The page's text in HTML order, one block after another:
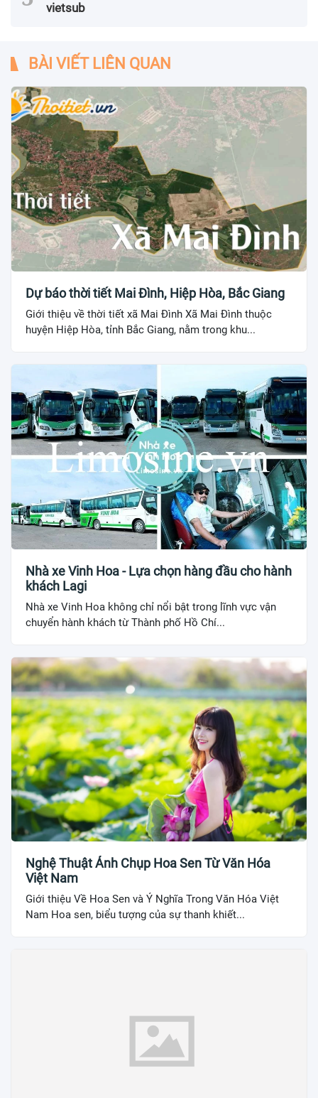
vietsub
BÀI VIẾT LIÊN QUAN
Dự báo thời tiết Mai Đình, Hiệp Hòa, Bắc Giang
Giới thiệu về thời tiết xã Mai Đình Xã Mai Đình thuộc
huyện Hiệp Hòa, tỉnh Bắc Giang, nằm trong khu...
Nhà xe Vinh Hoa - Lựa chọn hàng đầu cho hành
khách Lagi
Nhà xe Vinh Hoa không chỉ nổi bật trong lĩnh vực vận
chuyển hành khách từ Thành phố Hồ Chí...
Nghệ Thuật Ảnh Chụp Hoa Sen Từ Văn Hóa
Việt Nam
Giới thiệu Về Hoa Sen và Ý Nghĩa Trong Văn Hóa Việt
Nam Hoa sen, biểu tượng của sự thanh khiết...